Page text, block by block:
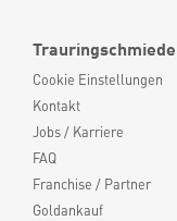
Trauringschmiede
Cookie Einstellungen
Kontakt
Jobs / Karriere
FAQ
Franchise / Partner
Goldankauf